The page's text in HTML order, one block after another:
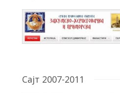
Сајт 2007-2011